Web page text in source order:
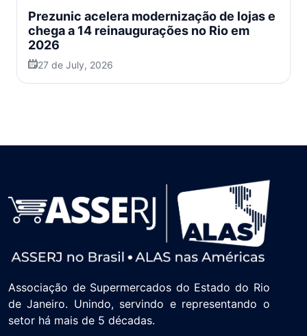
Prezunic acelera modernização de lojas e
chega a 14 reinaugurações no Rio em
2026
27 de July, 2026
Associação de Supermercados do Estado do Rio
de Janeiro. Unindo, servindo e representando o
setor há mais de 5 décadas.